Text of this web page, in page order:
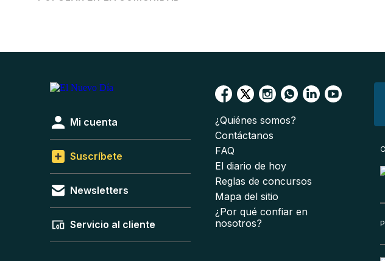
Mi cuenta
Suscríbete
Newsletters
Servicio al cliente
¿Quiénes somos?
Contáctanos
FAQ
El diario de hoy
Reglas de concursos
Mapa del sitio
¿Por qué confiar en
nosotros?